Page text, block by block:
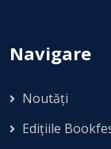
Navigare
Noutăți
Edițiile